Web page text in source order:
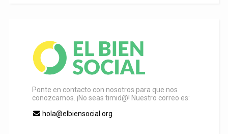
Ponte en contacto con nosotros para que nos
conozcamos. ¡No seas timid@! Nuestro correo es:
hola@elbiensocial.org